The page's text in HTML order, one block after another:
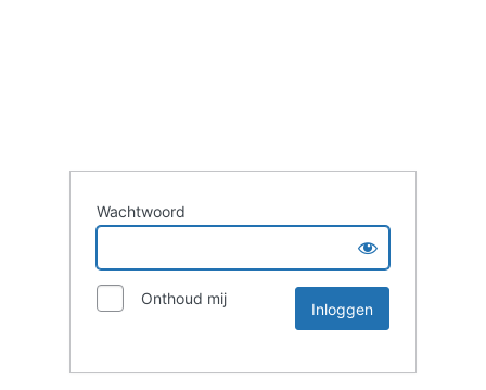
Wachtwoord
Onthoud mij